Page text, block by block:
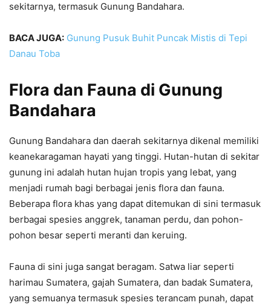
sekitarnya, termasuk Gunung Bandahara.
BACA JUGA: Gunung Pusuk Buhit Puncak Mistis di Tepi
Danau Toba
Flora dan Fauna di Gunung
Bandahara
Gunung Bandahara dan daerah sekitarnya dikenal memiliki
keanekaragaman hayati yang tinggi. Hutan-hutan di sekitar
gunung ini adalah hutan hujan tropis yang lebat, yang
menjadi rumah bagi berbagai jenis flora dan fauna.
Beberapa flora khas yang dapat ditemukan di sini termasuk
berbagai spesies anggrek, tanaman perdu, dan pohon-
pohon besar seperti meranti dan keruing.
Fauna di sini juga sangat beragam. Satwa liar seperti
harimau Sumatera, gajah Sumatera, dan badak Sumatera,
yang semuanya termasuk spesies terancam punah, dapat